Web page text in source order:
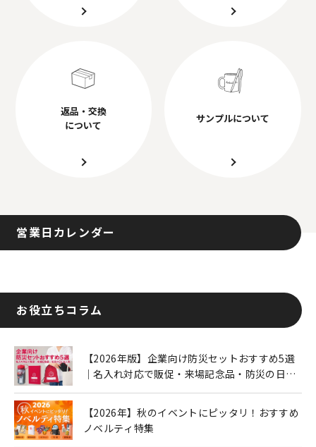
返品・交換
について
サンプルについて
営業日カレンダー
お役立ちコラム
【2026年版】企業向け防災セットおすすめ5選
｜名入れ対応で販促・来場記念品・防災の日に
【2026年】秋のイベントにピッタリ！おすすめ
ノベルティ特集